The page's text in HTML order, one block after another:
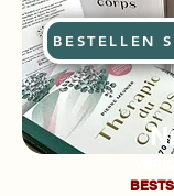
BESTELLEN